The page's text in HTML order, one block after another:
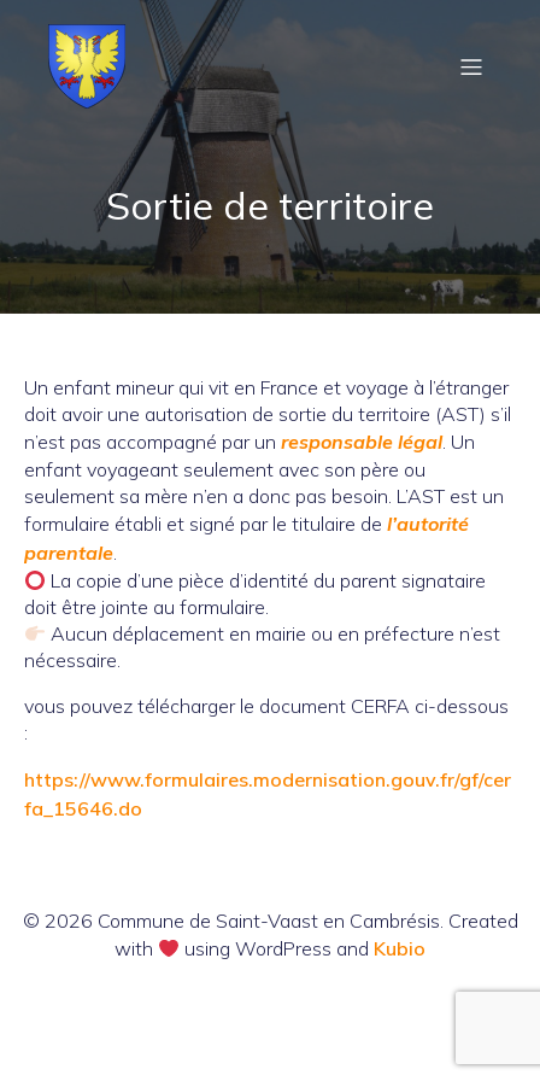
Sortie de territoire
Un enfant mineur qui vit en France et voyage à l’étranger
doit avoir une autorisation de sortie du territoire (AST) s’il
n’est pas accompagné par un responsable légal. Un
enfant voyageant seulement avec son père ou
seulement sa mère n’en a donc pas besoin. L’AST est un
formulaire établi et signé par le titulaire de l’autorité
parentale.
La copie d’une pièce d’identité du parent signataire
doit être jointe au formulaire.
Aucun déplacement en mairie ou en préfecture n’est
nécessaire.
vous pouvez télécharger le document CERFA ci-dessous
:
https://www.formulaires.modernisation.gouv.fr/gf/cer
fa_15646.do
© 2026 Commune de Saint-Vaast en Cambrésis. Created
with
using WordPress and Kubio